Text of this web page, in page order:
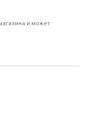
и может